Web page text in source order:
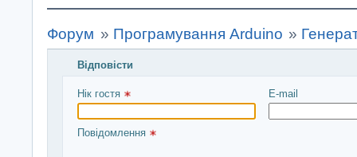
Форум » Програмування Arduino »
Відповісти
Введіть повідомлення і натисніть Надіслати
Нік гостя E-mail
Повідомлення